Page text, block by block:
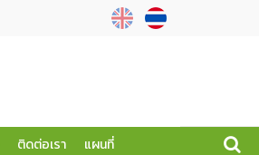
ติดต่อเรา แผนที่